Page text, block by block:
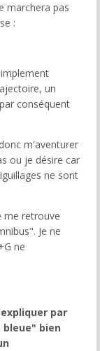
marchera pas
:
un
conséquent
m'aventurer
ou je désire car
ne sont
me retrouve
Je ne
ne
par
bien